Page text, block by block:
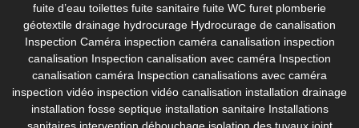
fuite d’eau toilettes fuite sanitaire fuite WC furet plomberie
géotextile drainage hydrocurage Hydrocurage de canalisation
Inspection Caméra inspection caméra canalisation inspection
canalisation Inspection canalisation avec caméra Inspection
canalisation caméra Inspection canalisations avec caméra
inspection vidéo inspection vidéo canalisation installation drainage
installation fosse septique installation sanitaire Installations